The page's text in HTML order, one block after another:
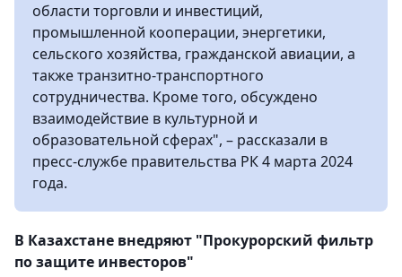
области торговли и инвестиций,
промышленной кооперации, энергетики,
сельского хозяйства, гражданской авиации, а
также транзитно-транспортного
сотрудничества. Кроме того, обсуждено
взаимодействие в культурной и
образовательной сферах", – рассказали в
пресс-службе правительства РК 4 марта 2024
года.
В Казахстане внедряют "Прокурорский фильтр
по защите инвесторов"